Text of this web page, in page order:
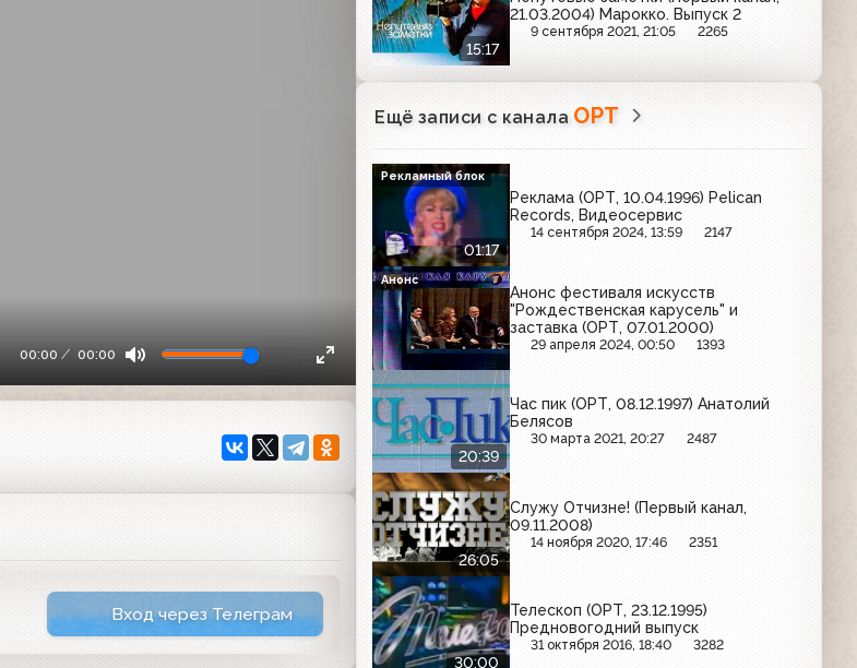
00:00 00:00
Вход через Телеграм
15:17
21.03.2004) Марокко. Выпуск 2
9 сентября 2021, 21:05 2265
Ещё записи с канала ОРТ
01:17
Реклама (ОРТ, 10.04.1996) Pelican
Records, Видеосервис
14 сентября 2024, 13:59 2147
Рекламный блок
Анонс фестиваля искусств
"Рождественская карусель" и
заставка (ОРТ, 07.01.2000)
29 апреля 2024, 00:50 1393
Анонс
20:39
Час пик (ОРТ, 08.12.1997) Анатолий
Белясов
30 марта 2021, 20:27 2487
26:05
Служу Отчизне! (Первый канал,
09.11.2008)
14 ноября 2020, 17:46 2351
30:00
Телескоп (ОРТ, 23.12.1995)
Предновогодний выпуск
31 октября 2016, 18:40 3282